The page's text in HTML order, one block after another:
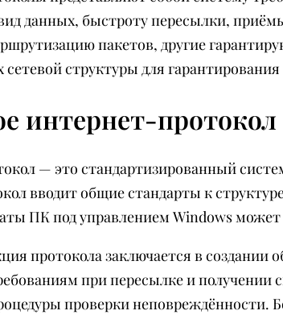
данных, быстроту пересылки,
пакетов, другие
сетевой структуры для
интернет-
— это стандартизированный
вводит общие стандарты к
ПК под управлением Windows
протокола заключается в создании
при пересылке и получении
проверки неповреждённости.